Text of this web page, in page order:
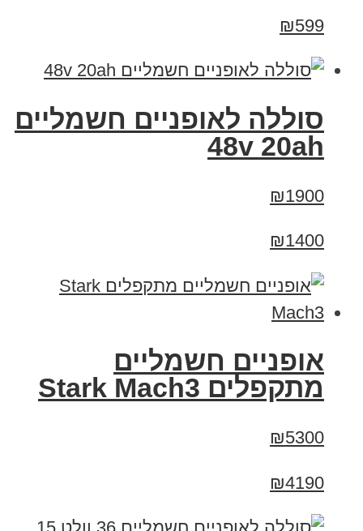
₪599
סוללה לאופניים חשמליים
48v 20ah
₪1900
₪1400
‏אופניים חשמליים
‏מתקפלים Stark Mach3
₪5300
₪4190